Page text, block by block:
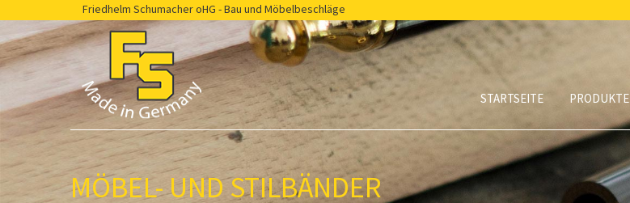
Friedhelm Schumacher oHG - Bau und Möbelbeschläge
STARTSEITE PRODUKTE
MÖBEL- UND STILBÄNDER